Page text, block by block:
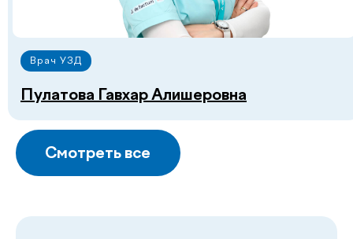
Врач УЗД
Пулатова Гавхар Алишеровна
Делимся с вами
полезной
информацией